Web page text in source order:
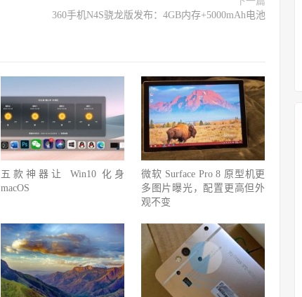
360手机N4S骁龙版发布：4GB内存+5000mAh电池
五款神器让 Win10 化身
macOS
微软 Surface Pro 8 原型机更
多图片曝光，配置更高但外
观不变